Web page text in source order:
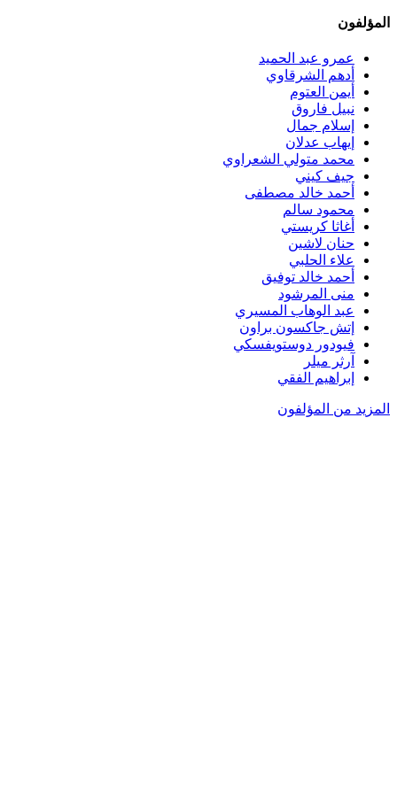
المؤلفون
عمرو عبد الحميد
أدهم الشرقاوي
أيمن العتوم
نبيل فاروق
إسلام جمال
إيهاب عدلان
محمد متولي الشعراوي
جيف كيني
أحمد خالد مصطفى
محمود سالم
أغاثا كريستي
حنان لاشين
علاء الحلبي
أحمد خالد توفيق
منى المرشود
عبد الوهاب المسيري
إتش جاكسون براون
فيودور دوستويفسكي
آرثر ميلر
إبراهيم الفقي
المزيد من المؤلفون